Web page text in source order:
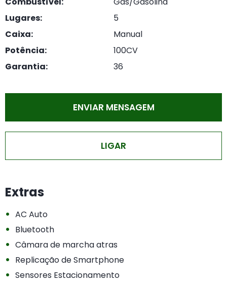
Lugares:
5
Caixa:
Manual
Potência:
100CV
Garantia:
36
ENVIAR MENSAGEM
LIGAR
Extras
• AC Auto
• Bluetooth
• Câmara de marcha atras
• Replicação de Smartphone
• Sensores Estacionamento